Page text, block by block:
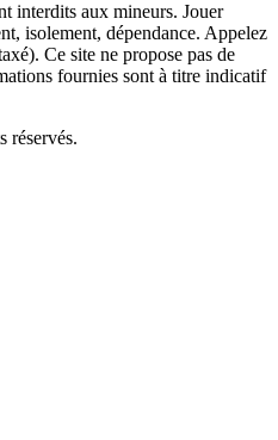
interdits aux mineurs. Jouer
isolement, dépendance. Appelez
Ce site ne propose pas de
fournies sont à titre indicatif
réservés.